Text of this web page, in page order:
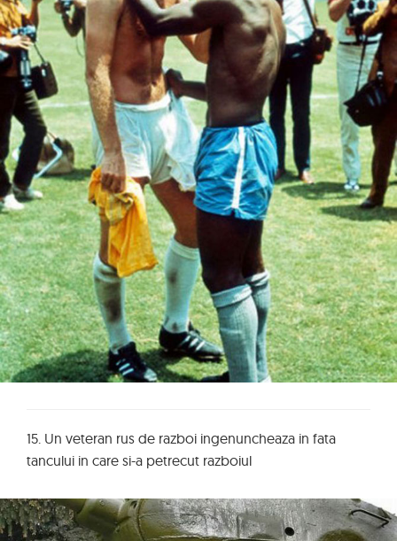
15. Un veteran rus de razboi ingenuncheaza in fata
tancului in care si-a petrecut razboiul